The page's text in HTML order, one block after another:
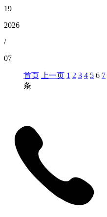
19
2026
/
07
首页 上一页 1 2 3 4 5 6 7
条